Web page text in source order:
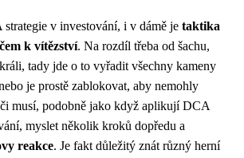
v investování, i v dámě je taktika
k vítězství. Na rozdíl třeba od šachu,
tady jde o to vyřadit všechny kameny
je prostě zablokovat, aby nemohly
musí, podobně jako když aplikujíDCA
myslet několik kroků dopředu a
reakce. Je fakt důležitý znát různý herní